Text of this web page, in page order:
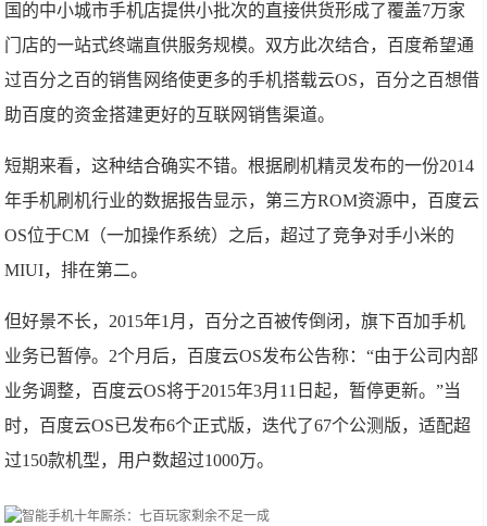
国的中小城市手机店提供小批次的直接供货形成了覆盖7万家
门店的一站式终端直供服务规模。双方此次结合，百度希望通
过百分之百的销售网络使更多的手机搭载云OS，百分之百想借
助百度的资金搭建更好的互联网销售渠道。
短期来看，这种结合确实不错。根据刷机精灵发布的一份2014
年手机刷机行业的数据报告显示，第三方ROM资源中，百度云
OS位于CM（一加操作系统）之后，超过了竞争对手小米的
MIUI，排在第二。
但好景不长，2015年1月，百分之百被传倒闭，旗下百加手机
业务已暂停。2个月后，百度云OS发布公告称：“由于公司内部
业务调整，百度云OS将于2015年3月11日起，暂停更新。”当
时，百度云OS已发布6个正式版，迭代了67个公测版，适配超
过150款机型，用户数超过1000万。